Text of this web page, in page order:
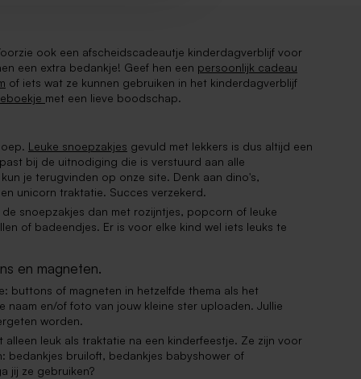
ook een afscheidscadeautje kinderdagverblijf voor
een extra bedankje! Geef hen een persoonlijk cadeau
of iets wat ze kunnen gebruiken in het kinderdagverblijf
met een lieve boodschap.
Leuke snoepzakjes gevuld met lekkers is dus altijd een
bij de uitnodiging die is verstuurd aan alle
je terugvinden op onze site. Denk aan dino's,
unicorn traktatie. Succes verzekerd.
snoepzakjes dan met rozijntjes, popcorn of leuke
of badeendjes. Er is voor elke kind wel iets leuks te
en magneten.
buttons of magneten in hetzelfde thema als het
naam en/of foto van jouw kleine ster uploaden. Jullie
worden.
alleen leuk als traktatie na een kinderfeestje. Ze zijn voor
bedankjes bruiloft, bedankjes babyshower of
jij ze gebruiken?